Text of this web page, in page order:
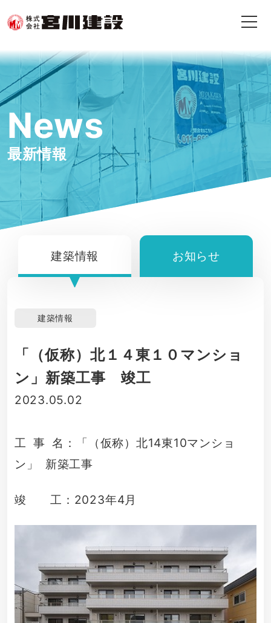
News
最新情報
建築情報 お知らせ
建築情報
「（仮称）北１４東１０マンショ
ン」新築工事 竣工
2023.05.02
工 事 名：「（仮称）北14東10マンショ
ン」 新築工事
竣 工：2023年4月